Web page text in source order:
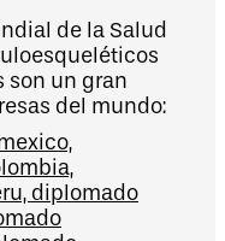
de la Salud
son un gran
del mundo: